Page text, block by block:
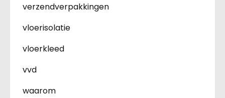
verzendverpakkingen
vloerisolatie
vloerkleed
vvd
waarom